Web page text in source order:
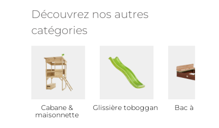
Découvrez nos autres
catégories
Cabane &
maisonnette
Glissière toboggan Bac à sable